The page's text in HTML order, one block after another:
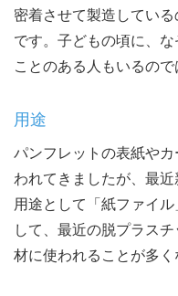
密着させて製造してい
です。子どもの頃に、
ことのある人もいるの
用途
パンフレットの表紙や
われてきましたが、最
用途として「紙ファイ
して、最近の脱プラス
材に使われることが多く